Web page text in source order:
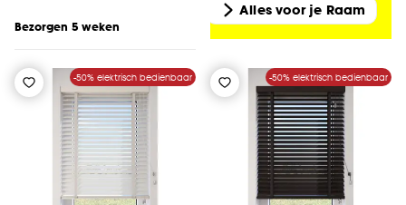
Bezorgen 5 weken
Alles voor je Raam
-50% elektrisch bedienbaar -50% elektrisch bedienbaar